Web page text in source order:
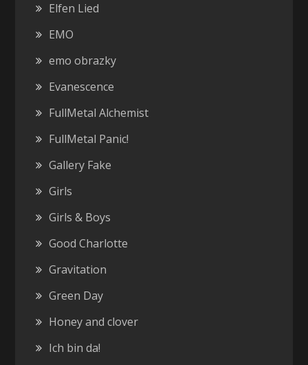
Elfen Lied
EMO
emo obrazky
Evanescence
FullMetal Alchemist
FullMetal Panic!
Gallery Fake
Girls
Girls & Boys
Good Charlotte
Gravitation
Green Day
Honey and clover
Ich bin da!